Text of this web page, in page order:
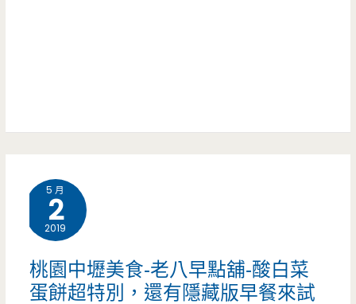
停
止
營
業）
屋
火
車，
芋
泥
5 月
2
2019
桃園中壢美食-老八早點舖-酸白菜
蛋餅超特別，還有隱藏版早餐來試